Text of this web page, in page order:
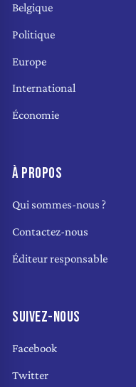
Belgique
Politique
Europe
International
Économie
À PROPOS
Qui sommes-nous ?
Contactez-nous
Éditeur responsable
SUIVEZ-NOUS
Facebook
Twitter